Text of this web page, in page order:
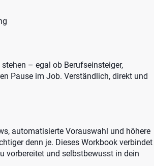
– egal ob Berufseinsteiger,
Pause im Job. Verständlich, direkt und
automatisierte Vorauswahl und höhere
denn je. Dieses Workbook verbindet
vorbereitet und selbstbewusst in dein